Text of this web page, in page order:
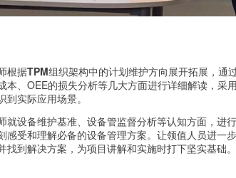
根据TPM组织架构中的计划维护方向展开拓展，通
本、OEE的损失分析等几大方面进行详细解读，
实际应用场景。
就设备维护基准、设备管监督分析等认知方面，进
感受和理解必备的设备管理方案。让领值人员进一
找到解决方案，为项目讲解和实施时打下坚实基础。